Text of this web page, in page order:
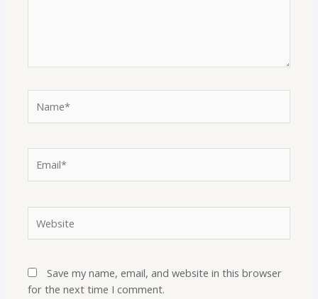
Save my name, email, and website in this browser
for the next time I comment.